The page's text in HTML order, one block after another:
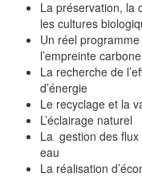
La préservation, la
les cultures
Un réel
l’empreinte carbone
La recherche de
d’énergie
Le recyclage et la
L’éclairage naturel
La gestion des flux
eau
La réalisation